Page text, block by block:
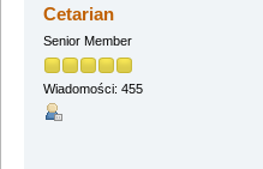
Cetarian
Senior Member
Wiadomości: 455